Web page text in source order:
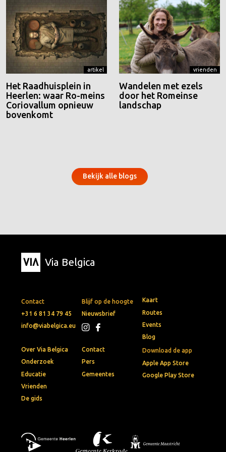
artikel
Het Raadhuisplein in
Heerlen: waar Ro-meins
Coriovallum opnieuw
bovenkomt
vrienden
Wandelen met ezels
door het Romeinse
landschap
Bekijk alle blogs
Via Belgica
Contact
+31 6 81 34 79 45
info@viabelgica.eu
Blijf op de hoogte
Nieuwsbrief
Download de app
Apple App Store
Google Play Store
Kaart
Routes
Events
Blog
Over Via Belgica
Onderzoek
Educatie
Vrienden
De gids
Contact
Pers
Gemeentes